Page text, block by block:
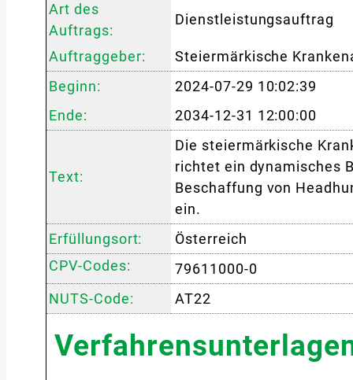
Art des
Auftrags:
Dienstleistungsauftrag
Auftraggeber:
Steiermärkische
Beginn:
2024-07-29 10:02:39
Ende:
2034-12-31 12:00:00
Text:
Die steiermärkische
richtet ein dynamisches
Beschaffung von
ein.
Erfüllungsort:
Österreich
CPV-Codes:
79611000-0
NUTS-Code:
AT22